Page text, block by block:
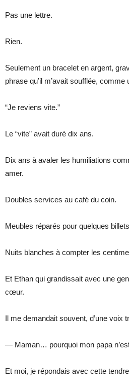
Pas une lettre.
Rien.
Seulement un bracelet en argent,
phrase qu’il m’avait soufflée,
“Je reviens vite.”
Le “vite” avait duré dix ans.
Dix ans à avaler les humiliations
amer.
Doubles services au café du coin.
Meubles réparés pour quelques
Nuits blanches à compter les
Et Ethan qui grandissait avec une
cœur.
Il me demandait souvent, d’une voix
— Maman… pourquoi mon papa
Et moi, je répondais avec cette